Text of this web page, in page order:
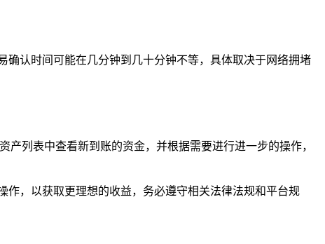
确认时间可能在几分钟到几十分钟不等，具体取决于网络拥堵
列表中查看新到账的资金，并根据需要进行进一步的操作，
，以获取更理想的收益，务必遵守相关法律法规和平台规